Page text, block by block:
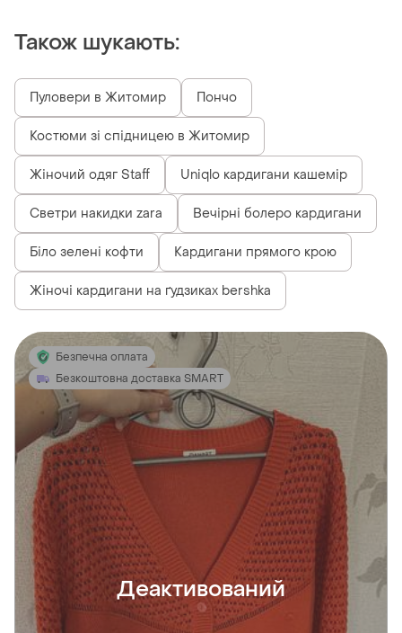
Також шукають:
Пуловери в Житомир Пончо
Костюми зі спідницею в Житомир
Жіночий одяг Staff Uniqlo кардигани кашемір
Светри накидки zara Вечірні болеро кардигани
Біло зелені кофти Кардигани прямого крою
Жіночі кардигани на ґудзиках bershka
Безпечна оплата
Безкоштовна доставка SMART
Деактивований